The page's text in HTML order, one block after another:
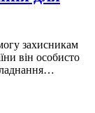
захисникам
він особисто